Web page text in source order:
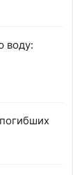
воду: